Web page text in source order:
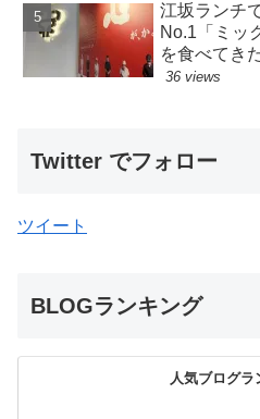
江坂ランチ
No.1「ミッ
を食べてき
36 views
Twitter でフォロー
ツイート
BLOGランキング
人気ブログラ